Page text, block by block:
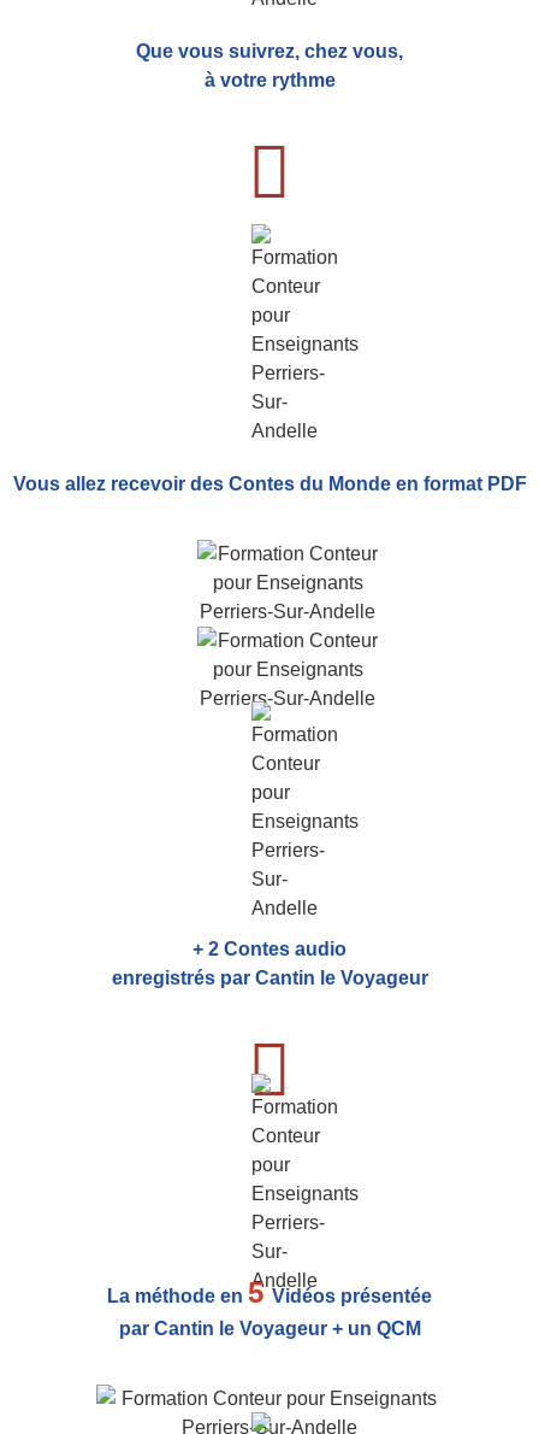
Que vous suivrez, chez vous,
à votre rythme
Vous allez recevoir des Contes du Monde en format PDF
+ 2 Contes audio
enregistrés par Cantin le Voyageur
La méthode en 5Vidéos présentée
par Cantin le Voyageur + un QCM